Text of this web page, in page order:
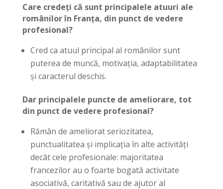
Care credeți că sunt principalele atuuri ale
românilor în Franța, din punct de vedere
profesional?
Cred ca atuul principal al românilor sunt
puterea de muncă, motivația, adaptabilitatea
și caracterul deschis.
Dar principalele puncte de ameliorare, tot
din punct de vedere profesional?
Rămân de ameliorat seriozitatea,
punctualitatea și implicația în alte activități
decât cele profesionale: majoritatea
francezilor au o foarte bogată activitate
asociativă, caritativă sau de ajutor al